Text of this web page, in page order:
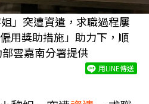
」突遭資遣，求職過程屢
用獎助措施」助力下，順
雲嘉南分署提供
用LINE傳送